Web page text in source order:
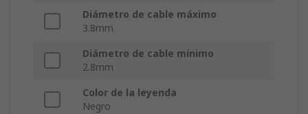
Diámetro de cable máximo
3.8mm
Diámetro de cable mínimo
2.8mm
Color de la leyenda
Negro